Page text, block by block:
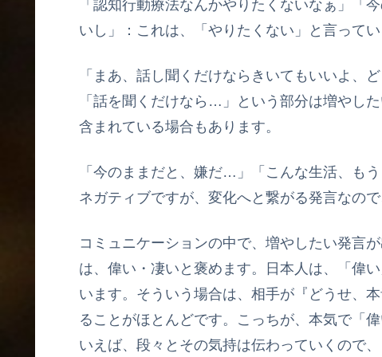
「認知行動療法なんかやりたくないなぁ」「
いし」：これは、「やりたくない」と言って
「まあ、話し聞くだけならきいてもいいよ、
「話を聞くだけなら…」という部分は増やし
含まれている場合もあります。
「今のままだと、嫌だ…」「こんな生活、
ネガティブですが、変化へと繋がる発言なので
コミュニケーションの中で、増やしたい発言
は、偉い・凄いと褒めます。日本人は、「偉
います。そういう場合は、相手が『どうせ、
ることがほとんどです。こっちが、本気で「
いえば、段々とその気持は伝わっていくので